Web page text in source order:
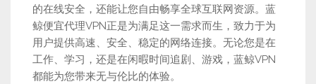
的在线安全，还能让您自由畅享全球互联网资源。蓝
鲸便宜代理VPN正是为满足这一需求而生，致力于为
用户提供高速、安全、稳定的网络连接。无论您是在
工作、学习，还是在闲暇时间追剧、游戏，蓝鲸VPN
都能为您带来无与伦比的体验。